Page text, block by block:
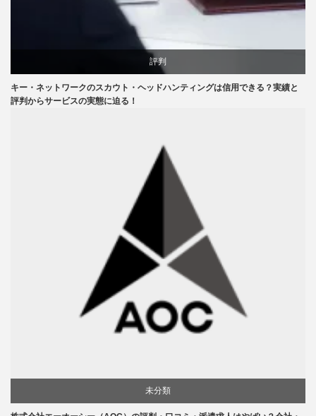
評判
キー・ネットワークのスカウト・ヘッドハンティングは信用できる？実績と
評判からサービスの実態に迫る！
未分類